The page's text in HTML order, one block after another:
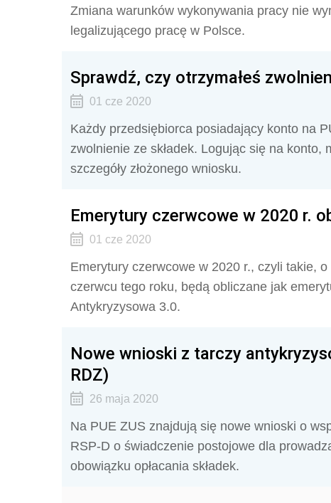
Zmiana warunków wykonywania pracy nie
legalizującego pracę w Polsce.
Sprawdź, czy otrzymałeś
01 cze 2020
Każdy przedsiębiorca posiadający konto na
zwolnienie ze składek. Logując się na
szczegóły złożonego wniosku.
Emerytury czerwcowe w 2020 r.
01 cze 2020
Emerytury czerwcowe w 2020 r., czyli takie,
czerwcu tego roku, będą obliczane jak
Antykryzysowa 3.0.
Nowe wnioski z tarczy
RDZ)
26 maja 2020
Na PUE ZUS znajdują się nowe wnioski o
RSP-D o świadczenie postojowe dla
obowiązku opłacania składek.